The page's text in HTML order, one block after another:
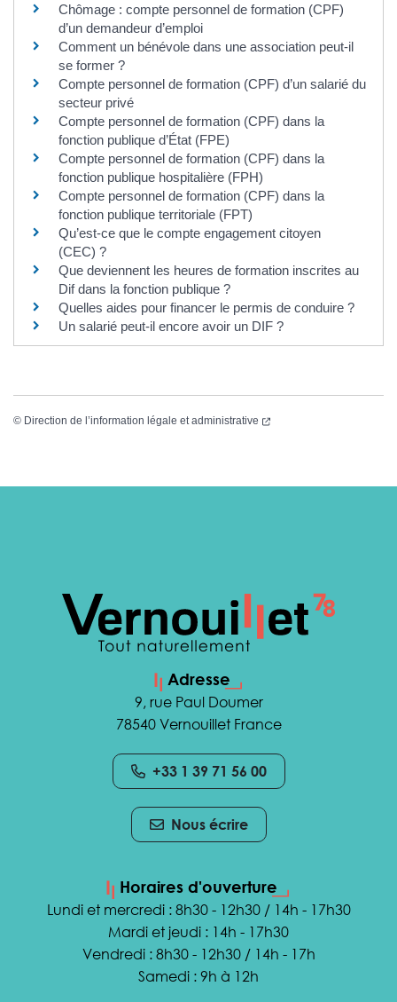
Chômage : compte personnel de formation (CPF)
d’un demandeur d’emploi
Comment un bénévole dans une association peut-il
se former ?
Compte personnel de formation (CPF) d’un salarié du
secteur privé
Compte personnel de formation (CPF) dans la
fonction publique d’État (FPE)
Compte personnel de formation (CPF) dans la
fonction publique hospitalière (FPH)
Compte personnel de formation (CPF) dans la
fonction publique territoriale (FPT)
Qu’est-ce que le compte engagement citoyen
(CEC) ?
Que deviennent les heures de formation inscrites au
Dif dans la fonction publique ?
Quelles aides pour financer le permis de conduire ?
Un salarié peut-il encore avoir un DIF ?
© Direction de l’information légale et administrative (nouvelle fenêtre)
Adresse
9, rue Paul Doumer
78540 Vernouillet France
+33 1 39 71 56 00
Nous écrire
Horaires d'ouverture
Lundi et mercredi : 8h30 - 12h30 / 14h - 17h30
Mardi et jeudi : 14h - 17h30
Vendredi : 8h30 - 12h30 / 14h - 17h
Samedi : 9h à 12h